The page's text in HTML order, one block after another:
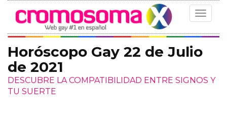
Toggle
Horóscopo Gay 22 de Julio
de 2021
DESCUBRE LA COMPATIBILIDAD ENTRE SIGNOS Y
TU SUERTE